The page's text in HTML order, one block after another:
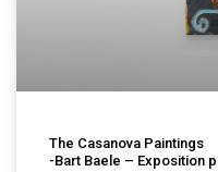
The Casanova Paintings
-Bart Baele – Exposition